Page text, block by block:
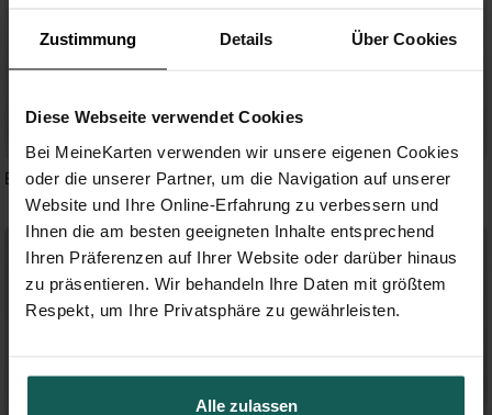
Zustimmung Details Über Cookies
Diese Webseite verwendet Cookies
Bei MeineKarten verwenden wir unsere eigenen Cookies
oder die unserer Partner, um die Navigation auf unserer
Website und Ihre Online-Erfahrung zu verbessern und
Ihnen die am besten geeigneten Inhalte entsprechend
Ihren Präferenzen auf Ihrer Website oder darüber hinaus
zu präsentieren. Wir behandeln Ihre Daten mit größtem
Respekt, um Ihre Privatsphäre zu gewährleisten.
Alle zulassen
Bogen Zurück zur Natur